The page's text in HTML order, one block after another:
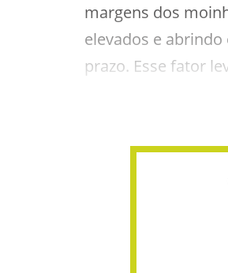
margens dos
elevados e
prazo. Esse fator